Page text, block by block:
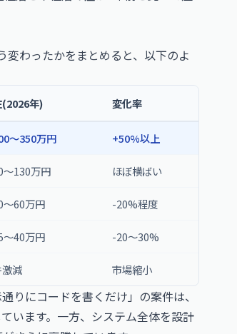
わったかをまとめると、以下のよ
年) 変化率
〜350万円 +50%以上
〜130万円 ほぼ横ばい
〜60万円 -20%程度
〜40万円 -20〜30%
減 市場縮小
りにコードを書くだけ」の案件は、
います。一方、システム全体を設計